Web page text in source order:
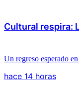
Cultural respira:
Un regreso esperado
hace 14 horas